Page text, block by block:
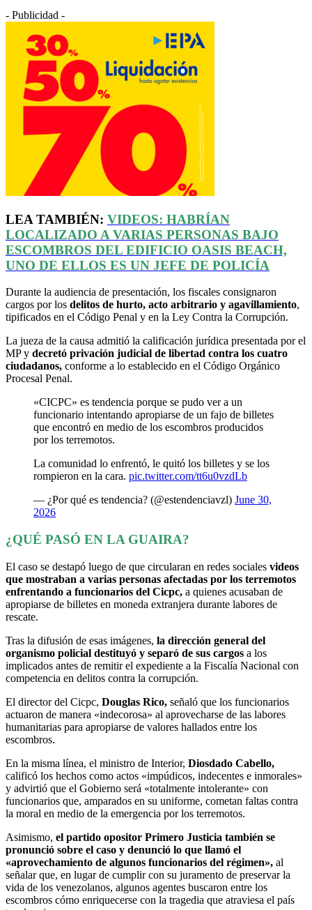
- Publicidad -
LEA TAMBIÉN: VIDEOS: HABRÍAN
LOCALIZADO A VARIAS PERSONAS BAJO
ESCOMBROS DEL EDIFICIO OASIS BEACH,
UNO DE ELLOS ES UN JEFE DE POLICÍA
Durante la audiencia de presentación, los fiscales consignaron
cargos por los delitos de hurto, acto arbitrario y agavillamiento,
tipificados en el Código Penal y en la Ley Contra la Corrupción.
La jueza de la causa admitió la calificación jurídica presentada por el
MP y decretó privación judicial de libertad contra los cuatro
ciudadanos, conforme a lo establecido en el Código Orgánico
Procesal Penal.
«CICPC» es tendencia porque se pudo ver a un
funcionario intentando apropiarse de un fajo de billetes
que encontró en medio de los escombros producidos
por los terremotos.
La comunidad lo enfrentó, le quitó los billetes y se los
rompieron en la cara. pic.twitter.com/tt6u0vzdLb
— ¿Por qué es tendencia? (@estendenciavzl) June 30,
2026
¿QUÉ PASÓ EN LA GUAIRA?
El caso se destapó luego de que circularan en redes sociales videos
que mostraban a varias personas afectadas por los terremotos
enfrentando a funcionarios del Cicpc, a quienes acusaban de
apropiarse de billetes en moneda extranjera durante labores de
rescate.
Tras la difusión de esas imágenes, la dirección general del
organismo policial destituyó y separó de sus cargos a los
implicados antes de remitir el expediente a la Fiscalía Nacional con
competencia en delitos contra la corrupción.
El director del Cicpc, Douglas Rico, señaló que los funcionarios
actuaron de manera «indecorosa» al aprovecharse de las labores
humanitarias para apropiarse de valores hallados entre los
escombros.
En la misma línea, el ministro de Interior, Diosdado Cabello,
calificó los hechos como actos «impúdicos, indecentes e inmorales»
y advirtió que el Gobierno será «totalmente intolerante» con
funcionarios que, amparados en su uniforme, cometan faltas contra
la moral en medio de la emergencia por los terremotos.
Asimismo, el partido opositor Primero Justicia también se
pronunció sobre el caso y denunció lo que llamó el
«aprovechamiento de algunos funcionarios del régimen», al
señalar que, en lugar de cumplir con su juramento de preservar la
vida de los venezolanos, algunos agentes buscaron entre los
escombros cómo enriquecerse con la tragedia que atraviesa el país